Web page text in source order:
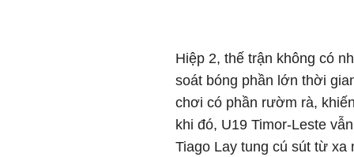
Hiệp 2, thế trận không có
soát bóng phần lớn thời
chơi có phần rườm rà,
khi đó, U19 Timor-Leste
Tiago Lay tung cú sút từ xa